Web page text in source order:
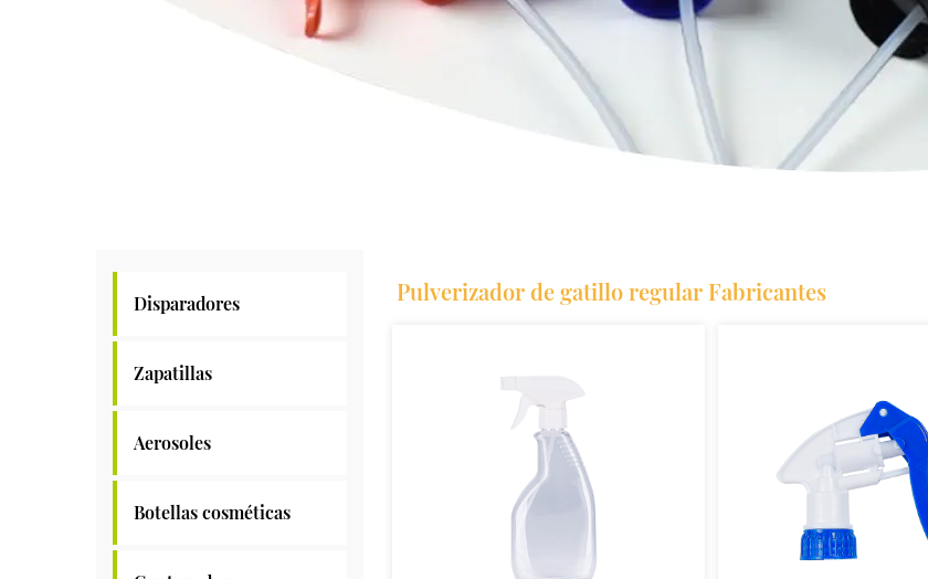
Disparadores
Zapatillas
Aerosoles
Botellas cosméticas
Pulverizador de gatillo regular Fabricantes